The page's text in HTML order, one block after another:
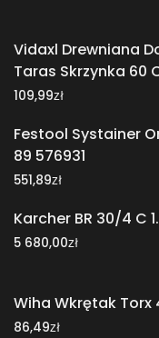
Vidaxl Drewniana
Taras Skrzynka 60
109,99zł
Festool Systainer
89 576931
551,89zł
Karcher BR 30/4 C
5 680,00zł
Wiha Wkrętak Torx
86,49zł